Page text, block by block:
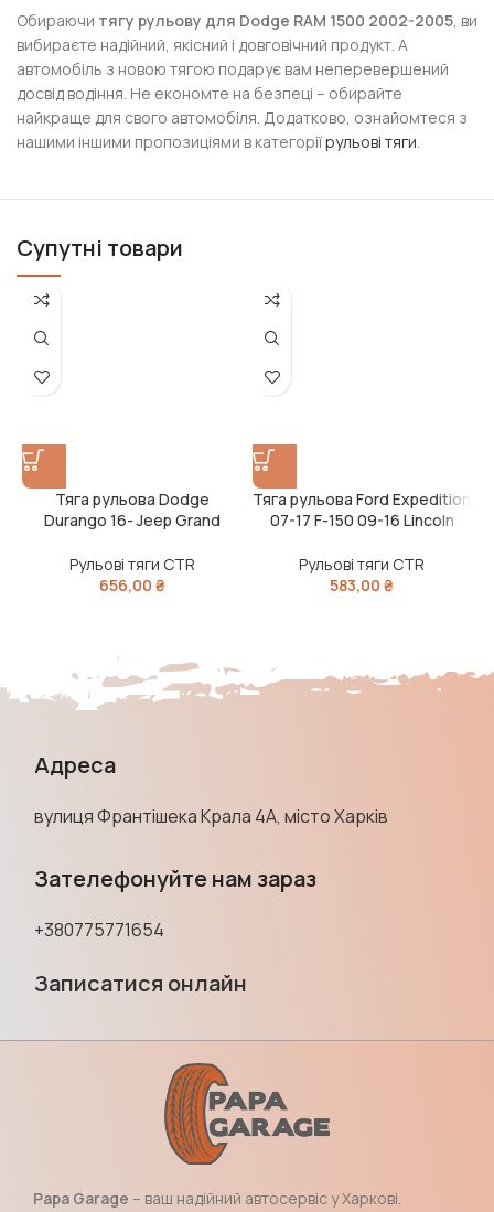
Обираючи тягу рульову для Dodge RAM 1500 2002-2005, ви
вибираєте надійний, якісний і довговічний продукт. А
автомобіль з новою тягою подарує вам неперевершений
досвід водіння. Не економте на безпеці – обирайте
найкраще для свого автомобіля. Додатково, ознайомтеся з
нашими іншими пропозиціями в категоріїрульові тяги.
Супутні товари
Тяга рульова Dodge
Durango 16- Jeep Grand
(вир-во CTR)
Рульові тяги CTR
656,00 ₴
Тяга рульова Ford Expedition
07-17 F-150 09-16 Lincoln
36 (вир-во CTR)
Рульові тяги CTR
583,00₴
Адреса
вулиця Франтішека Крала 4А, місто Харків
Зателефонуйте нам зараз
+380775771654
Записатися онлайн
Papa Garage – ваш надійний автосервіс у Харкові.